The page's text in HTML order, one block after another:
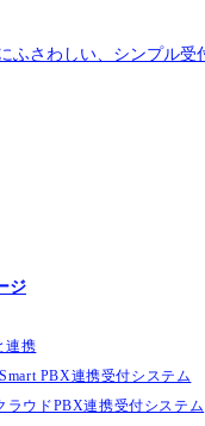
ジ
連携
PBX連携受付システム
ラウドPBX連携受付システム